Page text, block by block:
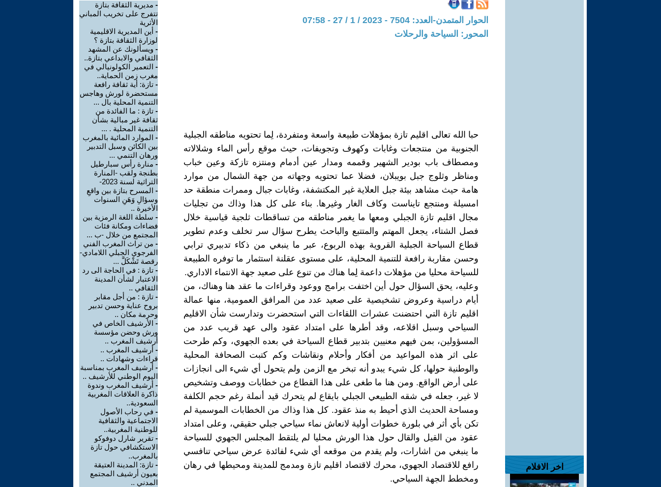
اخر الافلام
الحوار المتمدن-العدد: 7504 - 2023 / 1 / 27 - 07:58
المحور: السياحة والرحلات
حبا الله تعالى اقليم تازة بمؤهلات طبيعة واسعة ومتفردة، لِما تحتويه مناطقه الجبلية
الجنوبية من منتجعات وغابات وكهوف وتجويفات، حيث موقع رأس الماء وشلالاته
ومصطاف باب بودير الشهير وقممه ومدار عين أدمام ومنتزه تازكة وعين خباب
ومناظر وثلوج جبل بويبلان، فضلا عما تحتويه وجهاته من جهة الشمال من موارد
هامة حيث مشاهد بيئة جبل العلاية غير المكتشفة، وغابات جبال وممرات منطقة حد
امسيلة ومنتجع تايناست وكاف الغار وغيرها. بناء على كل هذا وذاك من تجليات
مجال اقليم تازة الجبلي ومعها ما يغمر مناطقه من تساقطات ثلجية قياسية خلال
فصل الشتاء، يجعل المهتم والمتتبع والباحث يطرح سؤال سر تخلف وعدم تطوير
قطاع السياحة الجبلية القروية بهذه الربوع، عبر ما ينبغي من ذكاء تدبيري ترابي
وحسن مقاربة رافعة للتنمية المحلية، على مستوى عقلنة استثمار ما توفره الطبيعة
للسياحة محليا من مؤهلات داعمة لِما هناك من تنوع على صعيد جهة الانتماء الاداري.
وعليه، يحق السؤال حول أين اختفت برامج ووعود وقراءات ما عقد هنا وهناك، من
أيام دراسية وعروض تشخيصية على صعيد عدد من المرافق العمومية، منها عمالة
اقليم تازة التي احتضنت عشرات اللقاءات التي استحضرت وتدارست شأن الاقليم
السياحي وسبل اقلاعه، وقد أطرها على امتداد عقود والى عهد قريب عدد من
المسؤولين، بمن فيهم معنيين بتدبير قطاع السياحة في بعده الجهوي، وكم طرحت
على اثر هذه المواعيد من أفكار وأحلام ونقاشات وكم كتبت الصحافة المحلية
والوطنية حولها، كل شيء يبدو أنه تبخر مع الزمن ولم يتحول أي شيء الى انجازات
على أرض الواقع. ومن هنا ما طغى على هذا القطاع من خطابات ووصف وتشخيص
لا غير، جعله في شقه الطبيعي الجبلي بايقاع لم يتحرك قيد أنملة رغم حجم الكلفة
ومساحة الحديث الذي أحيط به منذ عقود. كل هذا وذاك من الخطابات الموسمية لم
تكن بأي أثر في بلورة خطوات أولية لانعاش نماء سياحي جبلي حقيقي، وعلى امتداد
عقود من القيل والقال حول هذا الورش محليا لم يلتقط المجلس الجهوي للسياحة
ما ينبغي من اشارات، ولم يقدم من موقعه أي شيء لفائدة عرض سياحي تنافسي
رافع للاقتصاد الجهوي، محرك لاقتصاد اقليم تازة ومدمج للمدينة ومحيطها في رهان
ومخطط الجهة السياحي.
- مديرية الثقافة بتازة
تتفرج على تخريب المباني
الأثرية
- أين المديرية الاقليمية
لوزارة الثقافة بتازة ؟
- ويسألونك عن المشهد
الثقافي والابداعي بتازة..
- التعمير الكولونيالي في
مغرب زمن الحماية..
- تازة: أية ثقافة رافعة
مستحضرة لورش وهاجس
التنمية المحلية بال ...
- تازة : ما الفائدة من
ثقافة غير مبالية بشأن
التنمية المحلية . ...
- الموارد المائية بالمغرب
بين الكائن وسبل التدبير
ورهان التنمي ...
- منارة رأس سبارطيل
بطنجة ولقب -المنارة
التراثية لسنة 2023-
- المسرح بتازة بين واقعِ
وسؤالِ وَهَنِ السنوات
الأخيرة ..
- سلطة اللغة الرمزية بين
فضاءات ومكانة فئات
المجتمع من خلال -ب ...
- من تراث المغرب الفني
الفرجوي الجبلي اللامادي-
رقصة تَشْكَلَّ ...
- تازة : في الحاجة الى رد
الاعتبار لشأن المدينة
الثقافي ..
- تازة : من أجل مقابر
بروح عناية وحسن تدبير
وحرمة مكان ..
- الأرشيف الخاص في
ورش وحضن مؤسسة
أرشيف المغرب ..
- أرشيف المغرب ..
قراءات وشهادات ..
- أرشيف المغرب بمناسبة
اليوم الوطني للأرشيف ..
- أرشيف المغرب وندوة
ذاكرة العلاقات المغربية
السعودية..
- في رحاب الأصول
الاجتماعية والثقافية
للوطنية المغربية..
- تقرير شارل دوفوكو
الاستكشافي حول تازة
بالمغرب..
- تازة: المدينة العتيقة
بعيون أرشيف المجتمع
المدني ..